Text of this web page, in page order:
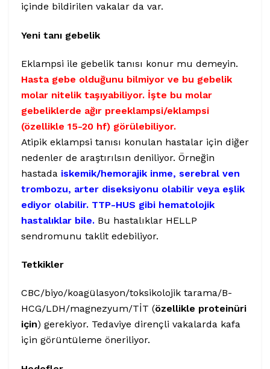
içinde bildirilen vakalar da var.
Yeni tanı gebelik
Eklampsi ile gebelik tanısı konur mu demeyin.
Hasta gebe olduğunu bilmiyor ve bu gebelik
molar nitelik taşıyabiliyor. İşte bu molar
gebeliklerde ağır preeklampsi/eklampsi
(özellikle 15-20 hf) görülebiliyor.
Atipik eklampsi tanısı konulan hastalar için diğer
nedenler de araştırılsın deniliyor. Örneğin
hastada iskemik/hemorajik inme, serebral ven
trombozu, arter diseksiyonu olabilir veya eşlik
ediyor olabilir. TTP-HUS gibi hematolojik
hastalıklar bile. Bu hastalıklar HELLP
sendromunu taklit edebiliyor.
Tetkikler
CBC/biyo/koagülasyon/toksikolojik tarama/B-
HCG/LDH/magnezyum/TİT (özellikle proteinüri
için) gerekiyor. Tedaviye dirençli vakalarda kafa
için görüntüleme öneriliyor.